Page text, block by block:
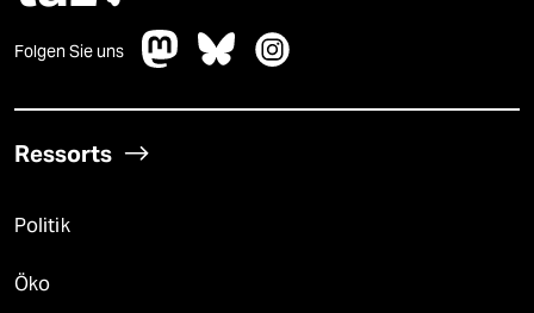
Folgen Sie uns
Ressorts
Politik
Öko